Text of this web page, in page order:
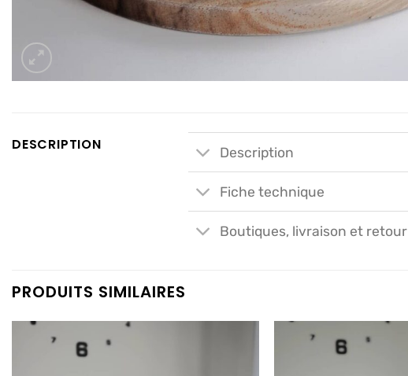
DESCRIPTION Description
Fiche technique
Boutiques, livraison et retour
PRODUITS SIMILAIRES